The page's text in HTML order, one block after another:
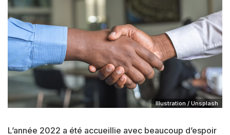
Illustration / Unsplash
L’année 2022 a été accueillie avec beaucoup d’espoir